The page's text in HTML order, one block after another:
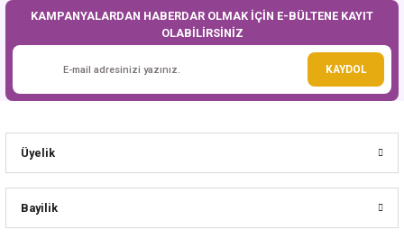
KAMPANYALARDAN HABERDAR OLMAK İÇİN E-BÜLTENE KAYIT
OLABİLİRSİNİZ
KAYDOL
Üyelik
Bayilik